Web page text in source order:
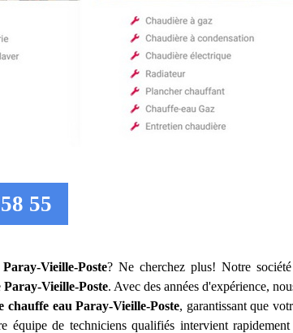
55
Paray-Vieille-Poste? Ne cherchez plus! Notre
Paray-Vieille-Poste. Avec des années d'expérience,
chauffe eau Paray-Vieille-Poste, garantissant que
de techniciens qualifiés intervient